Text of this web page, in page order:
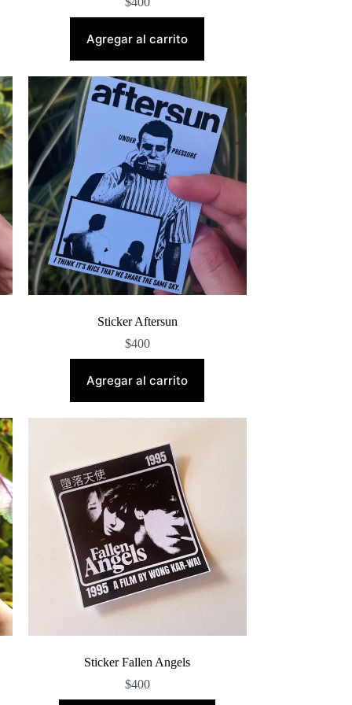
Agregar al carrito
Sticker Aftersun
$400
Agregar al carrito
Sticker Fallen Angels
$400